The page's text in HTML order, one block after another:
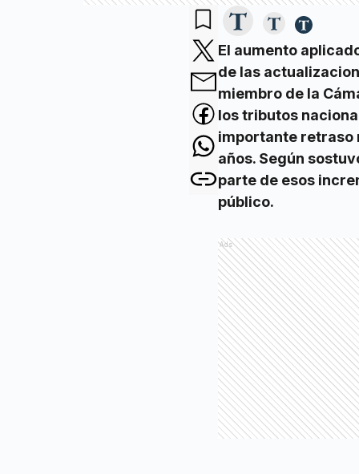
El aumento
de las
miembro de la
los tributos
importante retraso
años. Según
parte de esos
público.
Ads